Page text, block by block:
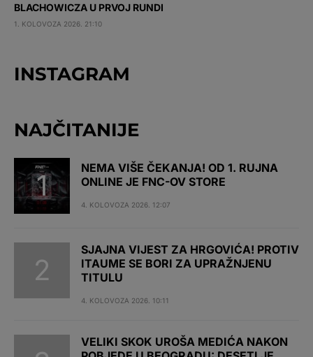
BLACHOWICZA U PRVOJ RUNDI
1. KOLOVOZA 2026. 21:10
INSTAGRAM
NAJČITANIJE
NEMA VIŠE ČEKANJA! OD 1. RUJNA
ONLINE JE FNC-OV STORE
4. KOLOVOZA 2026. 12:07
SJAJNA VIJEST ZA HRGOVIĆA! PROTIV
ITAUME SE BORI ZA UPRAŽNJENU
TITULU
4. KOLOVOZA 2026. 10:11
VELIKI SKOK UROŠA MEDIĆA NAKON